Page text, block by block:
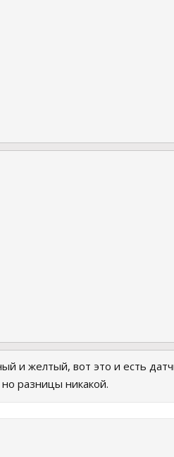
и желтый, вот это и есть
разницы никакой.